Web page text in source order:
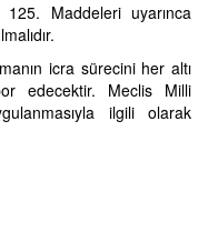
125. Maddeleri uyarınca
icra sürecini her altı
edecektir. Meclis Milli
ilgili olarak